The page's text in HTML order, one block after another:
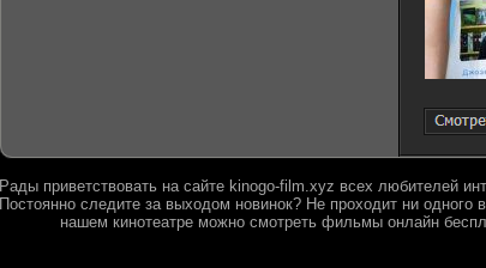
Рады приветствовать на сайте kinogo-film.xyz всех любителей
Постоянно следите за выходом новинок? Не проходит ни
нашем кинотеатре можно смотреть фильмы онлайн